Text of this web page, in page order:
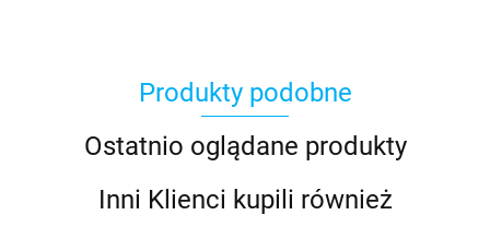
Produkty podobne
Ostatnio oglądane produkty
Inni Klienci kupili również